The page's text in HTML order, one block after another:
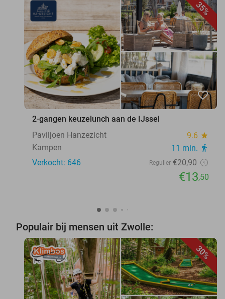
35%
favorite_border
2-gangen keuzelunch aan de IJssel
Paviljoen Hanzezicht
9.6 star
Kampen 11 min. directions_walk
Verkocht: 646 Regulier €20,90
€13,50
Populair bij mensen uit Zwolle:
30%